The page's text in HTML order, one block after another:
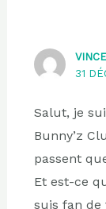
31
Salut, je
Bunny’z
passent
Et est-ce
suis fan de